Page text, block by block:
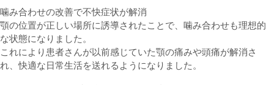
噛み合わせの改善で不快症状が解消
顎の位置が正しい場所に誘導されたことで、噛み合わせも理想的
な状態になりました。
これにより患者さんが以前感じていた顎の痛みや頭痛が解消さ
れ、快適な日常生活を送れるようになりました。